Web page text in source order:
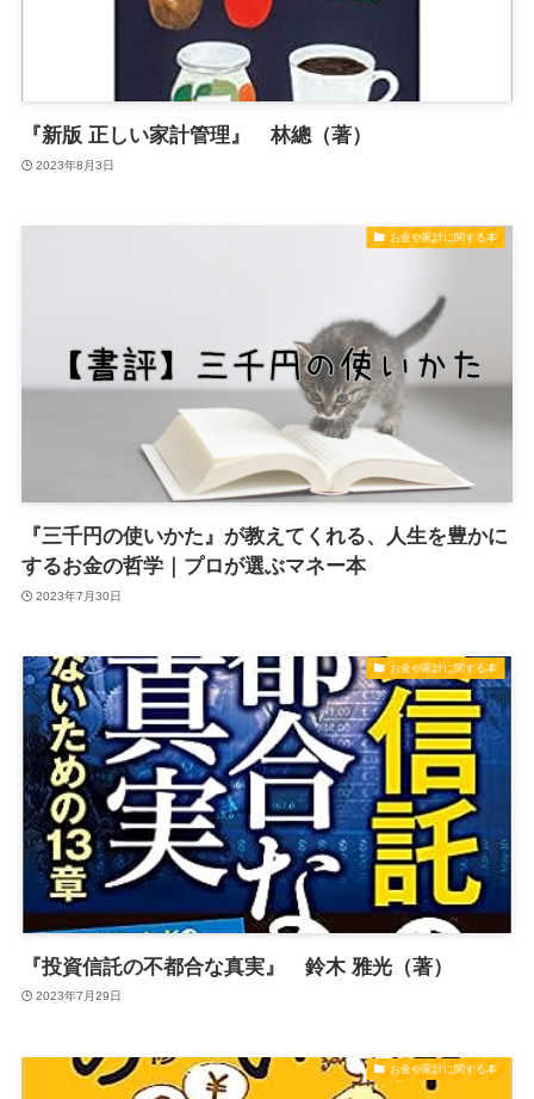
『新版 正しい家計管理』 林總（著）
2023年8月3日
お金や家計に関する本
『三千円の使いかた』が教えてくれる、人生を豊かに
するお金の哲学｜プロが選ぶマネー本
2023年7月30日
お金や家計に関する本
『投資信託の不都合な真実』 鈴木 雅光（著）
2023年7月29日
お金や家計に関する本